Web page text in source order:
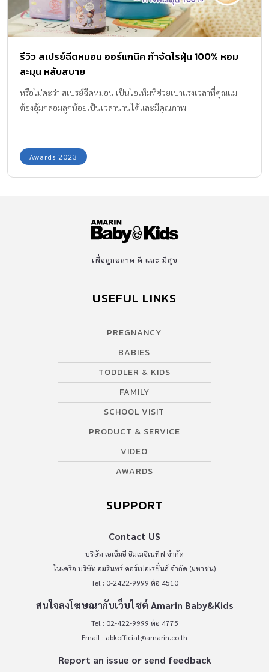
รีวิว สเปรย์ฉีดหมอน ออร์แกนิค กำจัดไรฝุ่น 100% หอม
ละมุน หลับสบาย
หรือไม่คะว่า สเปรย์ฉีดหมอน เป็นไอเท็มที่ช่วยเบาแรงเวลาที่คุณแม่
ต้องอุ้มกล่อมลูกน้อยเป็นเวลานานได้และมีคุณภาพ
Awards 2023
เพื่อลูกฉลาด ดี และ มีสุข
USEFUL LINKS
PREGNANCY
BABIES
TODDLER & KIDS
FAMILY
SCHOOL VISIT
PRODUCT & SERVICE
VIDEO
AWARDS
SUPPORT
Contact US
บริษัท เอเอ็มอี อิมเมจิเนทีฟ จำกัด
ในเครือ บริษัท อมรินทร์ คอร์เปอเรชั่นส์ จำกัด (มหาชน)
Tel : 0-2422-9999 ต่อ 4510
สนใจลงโฆษณากับเว็บไซต์ Amarin Baby&Kids
Tel : 02-422-9999 ต่อ 4775
Email : abkofficial@amarin.co.th
Report an issue or send feedback